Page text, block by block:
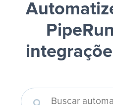
PipeRun